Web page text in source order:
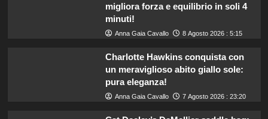
migliora forza e equilibrio in soli 4
minuti!
Anna Gaia Cavallo 8 Agosto 2026 : 5:15
Charlotte Hawkins conquista con
un meraviglioso abito giallo sole:
pura eleganza!
Anna Gaia Cavallo 7 Agosto 2026 : 23:20